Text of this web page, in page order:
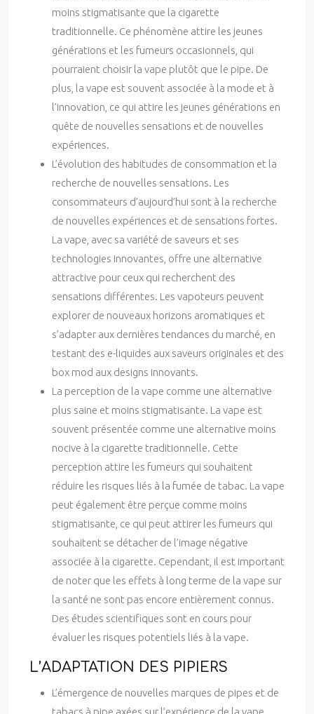
moins stigmatisante que la cigarette
traditionnelle. Ce phénomène attire les jeunes
générations et les fumeurs occasionnels, qui
pourraient choisir la vape plutôt que le pipe. De
plus, la vape est souvent associée à la mode et à
l’innovation, ce qui attire les jeunes générations en
quête de nouvelles sensations et de nouvelles
expériences.
L’évolution des habitudes de consommation et la
recherche de nouvelles sensations. Les
consommateurs d’aujourd’hui sont à la recherche
de nouvelles expériences et de sensations fortes.
La vape, avec sa variété de saveurs et ses
technologies innovantes, offre une alternative
attractive pour ceux qui recherchent des
sensations différentes. Les vapoteurs peuvent
explorer de nouveaux horizons aromatiques et
s’adapter aux dernières tendances du marché, en
testant des e-liquides aux saveurs originales et des
box mod aux designs innovants.
La perception de la vape comme une alternative
plus saine et moins stigmatisante. La vape est
souvent présentée comme une alternative moins
nocive à la cigarette traditionnelle. Cette
perception attire les fumeurs qui souhaitent
réduire les risques liés à la fumée de tabac. La vape
peut également être perçue comme moins
stigmatisante, ce qui peut attirer les fumeurs qui
souhaitent se détacher de l’image négative
associée à la cigarette. Cependant, il est important
de noter que les effets à long terme de la vape sur
la santé ne sont pas encore entièrement connus.
Des études scientifiques sont en cours pour
évaluer les risques potentiels liés à la vape.
L’ADAPTATION DES PIPIERS
L’émergence de nouvelles marques de pipes et de
tabacs à pipe axées sur l’expérience de la vape.